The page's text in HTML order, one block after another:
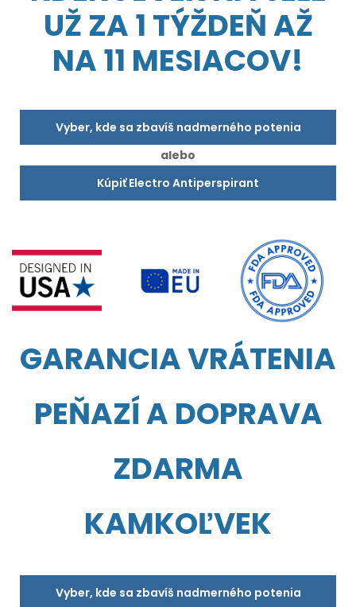
UŽ ZA 1 TÝŽDEŇ AŽ
NA 11 MESIACOV!
Vyber, kde sa zbavíš nadmerného potenia
alebo
Kúpiť Electro Antiperspirant
GARANCIA VRÁTENIA
PEŇAZÍ A DOPRAVA
ZDARMA
KAMKOĽVEK
Vyber, kde sa zbavíš nadmerného potenia